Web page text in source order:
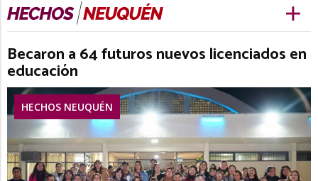
Becaron a 64 futuros nuevos licenciados en
educación
HECHOS NEUQUÉN